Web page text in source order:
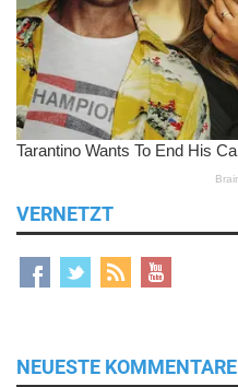
VERNETZT
NEUESTE KOMMENTARE